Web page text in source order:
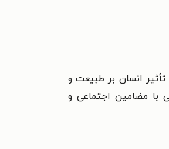
انسان بر طبیعت و
با مضامین اجتماعی و